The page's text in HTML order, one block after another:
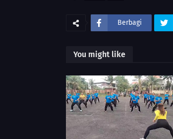
Berbagi
You might like